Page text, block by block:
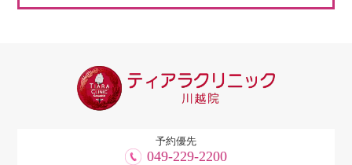
予約優先
049-229-2200